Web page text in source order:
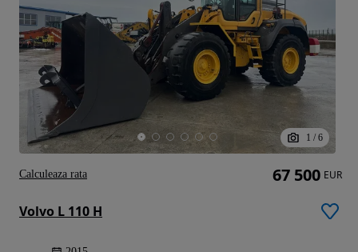
1 / 6
Volvo L 110 H
67 500 EUR
Calculeaza rata